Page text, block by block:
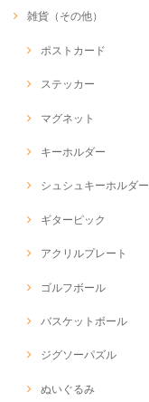
雑貨（その他）
ポストカード
ステッカー
マグネット
キーホルダー
シュシュキーホルダー
ギターピック
アクリルプレート
ゴルフボール
バスケットボール
ジグソーパズル
ぬいぐるみ